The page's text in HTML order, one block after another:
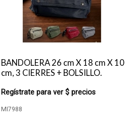
BANDOLERA 26 cm X 18 cm X 10
cm, 3 CIERRES + BOLSILLO.
Regístrate para ver $ precios
MI7988